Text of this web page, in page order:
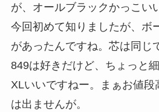
が、オールブラックかっこい
今回初めて知りましたが、ボ
があったんですね。芯は同じ
849は好きだけど、ちょっと
XLいいですねー。まぁお値
は出ませんが。